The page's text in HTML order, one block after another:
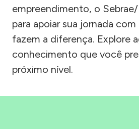
empreendimento, o Sebrae/
para apoiar sua jornada
fazem a diferença. Explore
conhecimento que você
próximo nível.